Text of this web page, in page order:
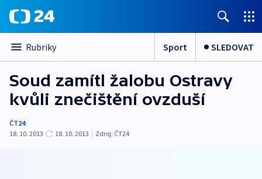
Rubriky Sport SLEDOVAT
Soud zamítl žalobu Ostravy
kvůli znečištění ovzduší
ČT24
18. 10. 2013
18. 10. 2013 | Zdroj: ČT24